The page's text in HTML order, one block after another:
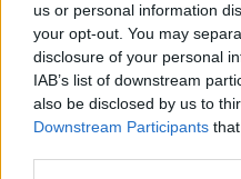
us or personal information
your opt-out. You may
disclosure of your personal
IAB’s list of downstream
also be disclosed by us to
Downstream Participants
Notizie
Entra